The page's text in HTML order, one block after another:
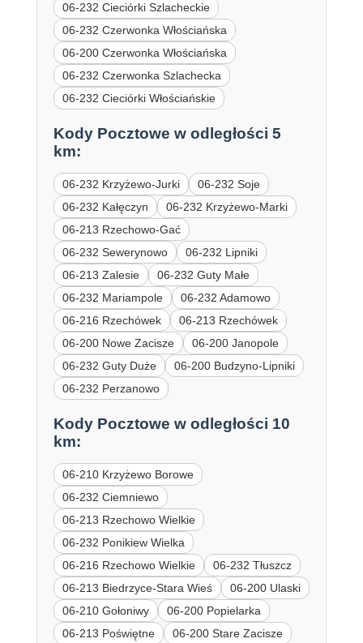
06-232 Cieciórki Szlacheckie
06-232 Czerwonka Włościańska
06-200 Czerwonka Włościańska
06-232 Czerwonka Szlachecka
06-232 Cieciórki Włościańskie
Kody Pocztowe w odległości 5
km:
06-232 Krzyżewo-Jurki
06-232 Soje
06-232 Kałęczyn
06-232 Krzyżewo-Marki
06-213 Rzechowo-Gać
06-232 Sewerynowo
06-232 Lipniki
06-213 Zalesie
06-232 Guty Małe
06-232 Mariampole
06-232 Adamowo
06-216 Rzechówek
06-213 Rzechówek
06-200 Nowe Zacisze
06-200 Janopole
06-232 Guty Duże
06-200 Budzyno-Lipniki
06-232 Perzanowo
Kody Pocztowe w odległości 10
km:
06-210 Krzyżewo Borowe
06-232 Ciemniewo
06-213 Rzechowo Wielkie
06-232 Ponikiew Wielka
06-216 Rzechowo Wielkie
06-232 Tłuszcz
06-213 Biedrzyce-Stara Wieś
06-200 Ulaski
06-210 Gołoniwy
06-200 Popielarka
06-213 Poświętne
06-200 Stare Zacisze